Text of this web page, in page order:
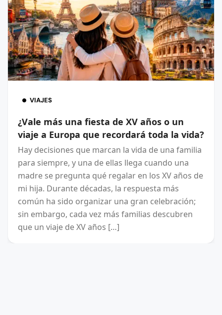
VIAJES
¿Vale más una fiesta de XV años o un
viaje a Europa que recordará toda la vida?
Hay decisiones que marcan la vida de una familia
para siempre, y una de ellas llega cuando una
madre se pregunta qué regalar en los XV años de
mi hija. Durante décadas, la respuesta más
común ha sido organizar una gran celebración;
sin embargo, cada vez más familias descubren
que un viaje de XV años […]